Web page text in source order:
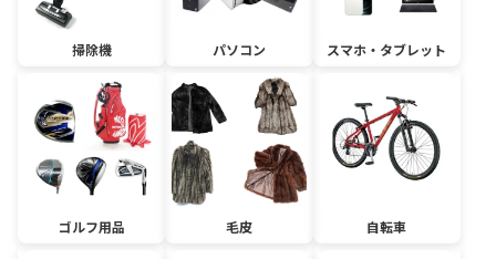
掃除機 パソコン スマホ・タブレット
ゴルフ用品 毛皮 自転車